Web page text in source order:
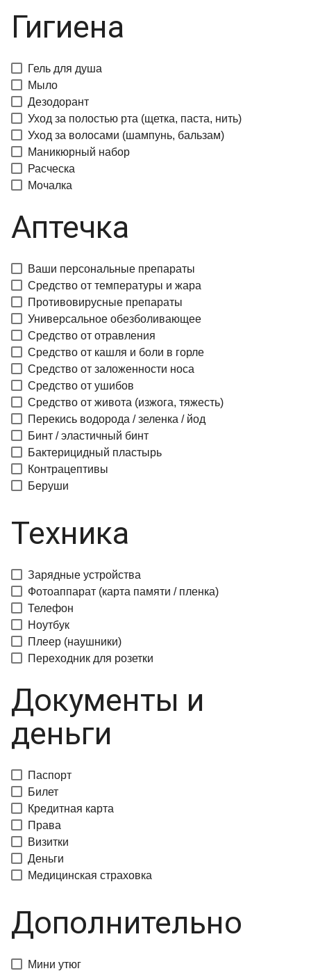
Гигиена
Гель для душа
Мыло
Дезодорант
Уход за полостью рта (щетка, паста, нить)
Уход за волосами (шампунь, бальзам)
Маникюрный набор
Расческа
Мочалка
Аптечка
Ваши персональные препараты
Средство от температуры и жара
Противовирусные препараты
Универсальное обезболивающее
Средство от отравления
Средство от кашля и боли в горле
Средство от заложенности носа
Средство от ушибов
Средство от живота (изжога, тяжесть)
Перекись водорода / зеленка / йод
Бинт / эластичный бинт
Бактерицидный пластырь
Контрацептивы
Беруши
Техника
Зарядные устройства
Фотоаппарат (карта памяти / пленка)
Телефон
Ноутбук
Плеер (наушники)
Переходник для розетки
Документы и
деньги
Паспорт
Билет
Кредитная карта
Права
Визитки
Деньги
Медицинская страховка
Дополнительно
Мини утюг